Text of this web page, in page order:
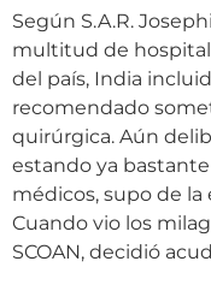
Según S.A.R.
multitud de
del país, India
recomendado
quirúrgica. Aún
estando ya
médicos, supo de la
Cuando vio los
SCOAN, decidió